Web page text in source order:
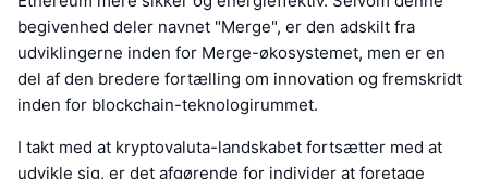
begivenhed deler navnet "Merge", er den adskilt fra
udviklingerne inden for Merge-økosystemet, men er en
del af den bredere fortælling om innovation og fremskridt
inden for blockchain-teknologirummet.
I takt med at kryptovaluta-landskabet fortsætter med at
udvikle sig, er det afgørende for individer at foretage